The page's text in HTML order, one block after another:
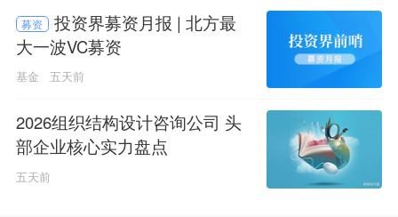
募资
投资界募资月报 | 北方最
大一波VC募资
基金 五天前
2026组织结构设计咨询公司 头
部企业核心实力盘点
五天前